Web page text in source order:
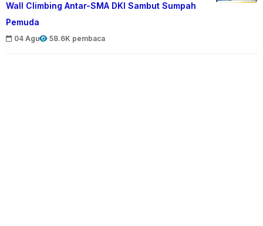
Wall Climbing Antar-SMA DKI Sambut Sumpah
Pemuda
04 Agu 58.6K pembaca